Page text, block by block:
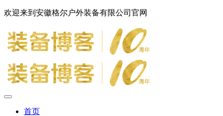
欢迎来到安徽格尔户外装备有限公司官网
首页